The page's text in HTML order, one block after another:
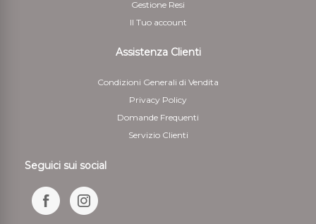
caratteristiche e il funzionamento dei beni
Gestione Resi
Il Tuo account
Assistenza Clienti
Condizioni Generali di Vendita
Privacy Policy
Domande Frequenti
Servizio Clienti
Seguici sui social